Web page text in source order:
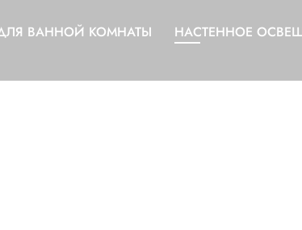
ВАННОЙ КОМНАТЫ НАСТЕННОЕ